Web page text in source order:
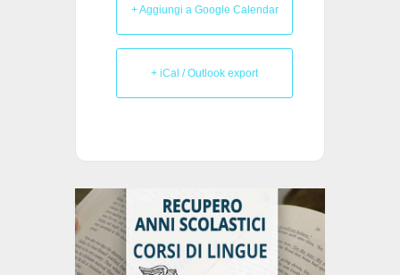
+ Aggiungi a Google Calendar
+ iCal / Outlook export